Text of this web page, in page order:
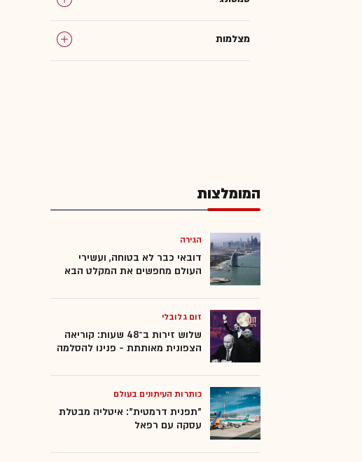
מצלמות
המומלצות
הגירה
דובאי כבר לא בטוחה, ועשירי
העולם מחפשים את המקלט הבא
זום גלובלי
שלוש זירות ב־48 שעות: קוריאה
הצפונית מאותתת - פנינו להסלמה
כותרות העיתונים בעולם
"תפנית דרמטית": איטליה מבטלת
עסקה עם רפאל